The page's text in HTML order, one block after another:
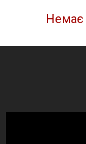
Немає